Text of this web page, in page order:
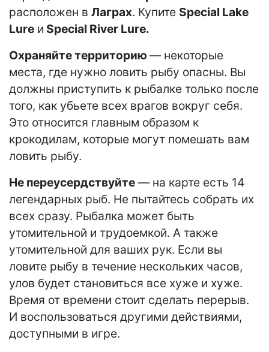
расположен в Лаграх. Купите Special Lake
Lure и Special River Lure.
Охраняйте территорию — некоторые
места, где нужно ловить рыбу опасны. Вы
должны приступить к рыбалке только после
того, как убьете всех врагов вокруг себя.
Это относится главным образом к
крокодилам, которые могут помешать вам
ловить рыбу.
Не переусердствуйте — на карте есть 14
легендарных рыб. Не пытайтесь собрать их
всех сразу. Рыбалка может быть
утомительной и трудоемкой. А также
утомительной для ваших рук. Если вы
ловите рыбу в течение нескольких часов,
улов будет становиться все хуже и хуже.
Время от времени стоит сделать перерыв.
И воспользоваться другими действиями,
доступными в игре.